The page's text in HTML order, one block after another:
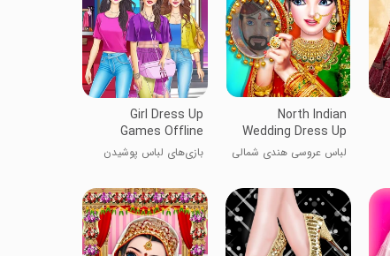
North Indian
Wedding Dress Up
لباس عروسی هندی شمالی
Girl Dress Up
Games Offline
بازی‌های لباس پوشیدن